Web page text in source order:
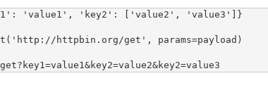
: 'value1' , 'key2' : 'value2' , 'value3' ]}
( 'http://httpbin.org/get' , params=payload )